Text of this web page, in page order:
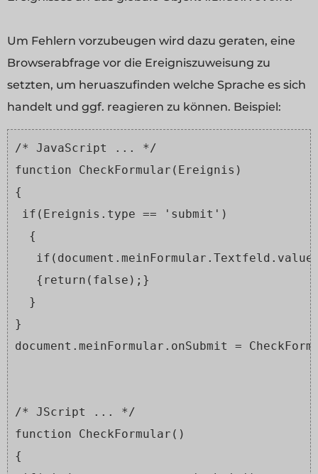
Um Fehlern vorzubeugen wird dazu geraten, eine
Browserabfrage vor die Ereigniszuweisung zu
setzten, um heruaszufinden welche Sprache es sich
handelt und ggf. reagieren zu können. Beispiel:
/* JavaScript ... */
function CheckFormular(Ereignis)
{
if(Ereignis.type == 'submit')
{
if(document.meinFormular.Textfeld.value
{return(false);}
}
}
document.meinFormular.onSubmit =
/* JScript ... */
function CheckFormular()
{